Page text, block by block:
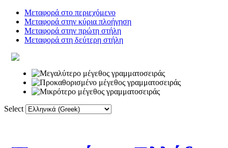
Μεταφορά στο περιεχόμενο
Μεταφορά στην κύρια πλοήγηση
Μεταφορά στην πρώτη στήλη
Μεταφορά στη δεύτερη στήλη
Select